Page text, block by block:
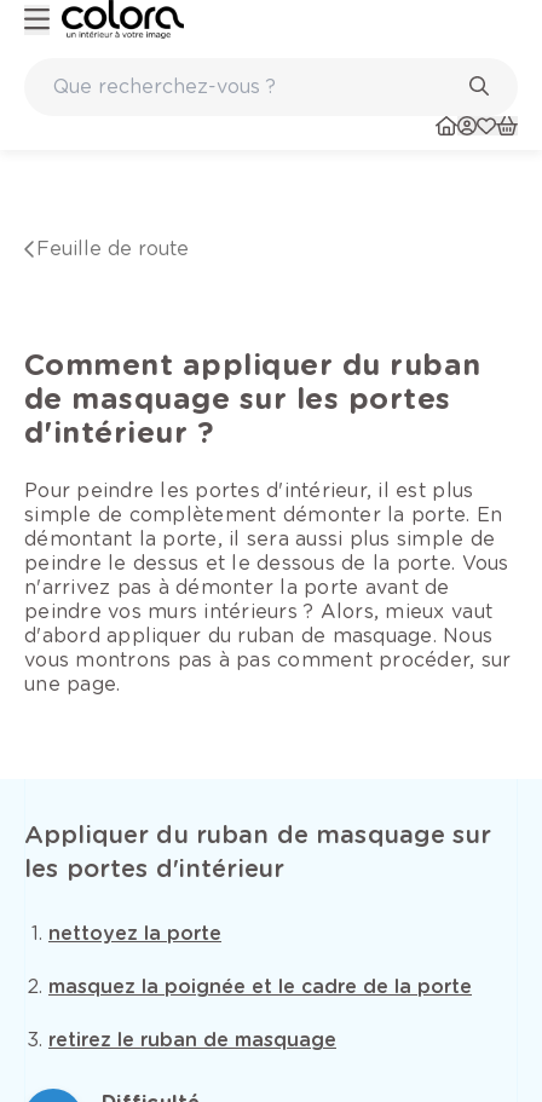
Feuille de route
Comment appliquer du ruban
de masquage sur les portes
d'intérieur ?
Pour peindre les portes d'intérieur, il est plus
simple de complètement démonter la porte. En
démontant la porte, il sera aussi plus simple de
peindre le dessus et le dessous de la porte. Vous
n'arrivez pas à démonter la porte avant de
peindre vos murs intérieurs ? Alors, mieux vaut
d'abord appliquer du ruban de masquage. Nous
vous montrons pas à pas comment procéder, sur
une page.
Appliquer du ruban de masquage sur
les portes d'intérieur
nettoyez la porte
masquez la poignée et le cadre de la porte
retirez le ruban de masquage